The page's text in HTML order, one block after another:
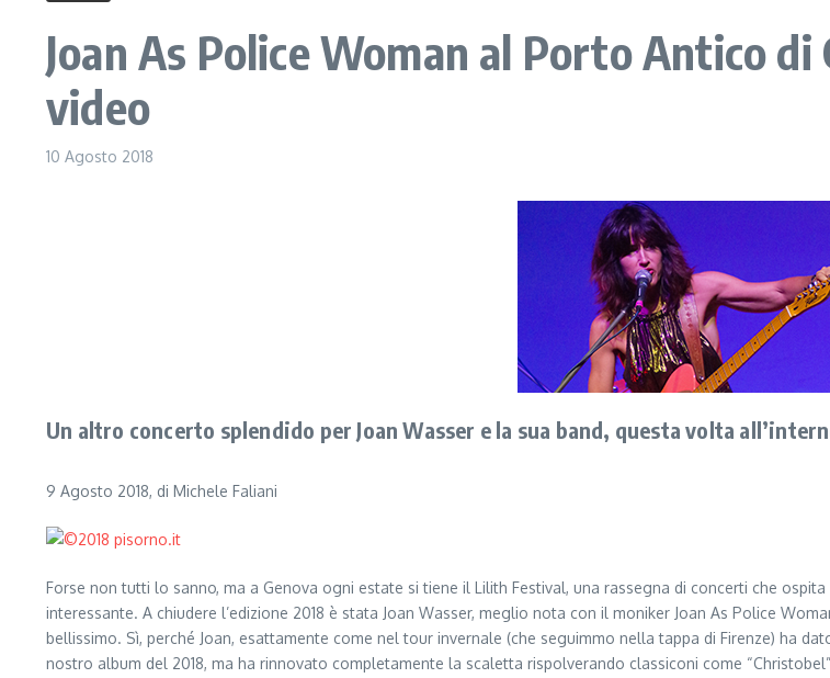
Joan As Police Woman al Porto Antico
video
10 Agosto 2018
Un altro concerto splendido per Joan Wasser e la sua band, questa volta
9 Agosto 2018, di Michele Faliani
Forse non tutti lo sanno, ma a Genova ogni estate si tiene il Lilith Festival, una rassegna di concerti che
interessante. A chiudere l’edizione 2018 è stata Joan Wasser, meglio nota con il moniker Joan As Police
bellissimo. Sì, perché Joan, esattamente come nel tour invernale (che seguimmo nella tappa di Firenze) ha
nostro album del 2018, ma ha rinnovato completamente la scaletta rispolverando classiconi come